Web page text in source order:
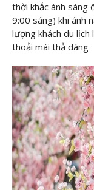
thời khắc ánh sáng
9:00 sáng) khi ánh
lượng khách du lịch
thoải mái thả dáng